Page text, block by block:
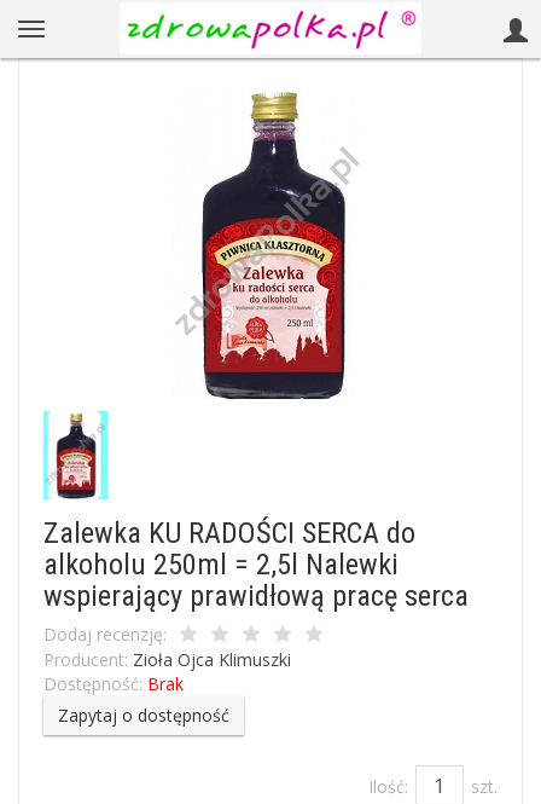
Zalewka KU RADOŚCI SERCA do
alkoholu 250ml = 2,5l Nalewki
wspierający prawidłową pracę serca
Dodaj recenzję:
Producent: Zioła Ojca Klimuszki
Dostępność: Brak
Zapytaj o dostępność
Ilość: szt.